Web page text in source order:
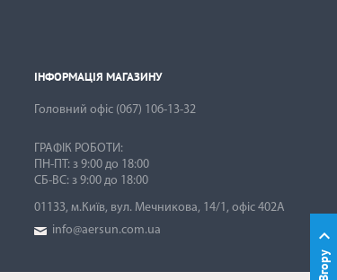
Вгору

ІНФОРМАЦІЯ МАГАЗИНУ
Головний офіс (067) 106-13-32
ГРАФІК РОБОТИ:
ПН-ПТ: з 9:00 до 18:00
СБ-ВС: з 9:00 до 18:00
01133, м.Київ, вул. Мечникова, 14/1, офіс 402А
info@aersun.com.ua
ІНФОРМАЦІЯ МАГАЗИНУ